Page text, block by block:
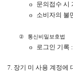
o 문의접수 시
o
소비자의 불
② 통신비밀보호법
o 로그인 기록
7. 장기 미 사용 계정에